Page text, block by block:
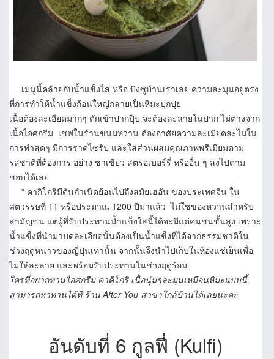
เมนูนี้คล้ายกับน้ำแข็งไส หรือ บิงซูบ้านเราเลย ความละมุนอยู่ตรง
ที่การทำให้น้ำแข็งก้อนใหญ่กลายเป็นหิมะปุกปุย
เนื้อต้องละเอียดมากๆ ตักเข้าปากปุ๊บ จะต้องละลายในปาก ไม่ต่างจาก
เนื้อไอศกรีม เชฟในร้านขนมหวาน ต้องอาศัยความละเมียดละไมใน
การทำสุดๆ มีการราดไซรัป และใส่ส่วนผสมคุณภาพพรีเมียมตาม
รสชาติที่ต้องการ อย่าง ชาเขียว สตรอเบอร์รี่ หรืออื่น ๆ ลงไปตาม
ชอบได้เลย
* คากิโกริมีต้นกำเนิดย้อนไปถึงสมัยเฮอัน ของประเทศจีน ใน
ศตวรรษที่ 11 หรือประมาณ 1200 ปีมาแล้ว ไม่ใช่ของหวานสำหรับ
สามัญชน แต่ผู้ที่รับประทานน้ำแข็งใสนี้ได้จะมีแต่คนชนชั้นสูง เพราะ
น้ำแข็งที่นำมาบดละเอียดนั้นต้องเป็นน้ำแข็งที่ได้จากธรรมชาติใน
ช่วงฤดูหนาวของญี่ปุ่นเท่านั้น จากนั้นจึงนำไปเก็บในห้องแช่เย็นเพื่อ
ไม่ให้ละลาย และพร้อมรับประทานในช่วงฤดูร้อน
ใครที่อยากทานไอศกรีม คาคิโกริ เนื้อนุ่มๆละมุนเหมือนหิมะแบบนี้
สามารถหาทานได้ที่ ร้าน After You สาขาใกล้บ้านได้เลยนะคะ
อันดับที่ 6 กูลฟี่ (Kulfi)